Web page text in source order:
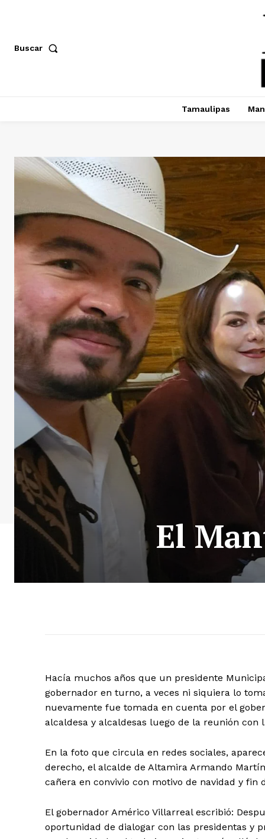
Buscar
Tamaulipas
El
Hacía muchos años que un presidente
gobernador en turno, a veces ni siquiera lo
nuevamente fue tomada en cuenta por el
alcaldesa y alcaldesas luego de la reunión con
En la foto que circula en redes sociales,
derecho, el alcalde de Altamira Armando
cañera en convivio con motivo de navidad y fin
El gobernador Américo Villarreal escribió:
oportunidad de dialogar con las presidentas y